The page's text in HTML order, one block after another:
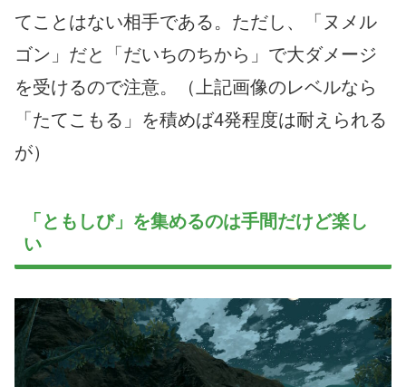
てことはない相手である。ただし、「ヌメル
ゴン」だと「だいちのちから」で大ダメージ
を受けるので注意。（上記画像のレベルなら
「たてこもる」を積めば4発程度は耐えられる
が）
「ともしび」を集めるのは手間だけど楽し
い